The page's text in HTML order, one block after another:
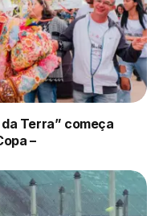
Terra” começa
–